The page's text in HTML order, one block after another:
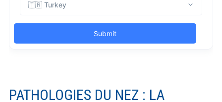
PATHOLOGIES DU NEZ : LA